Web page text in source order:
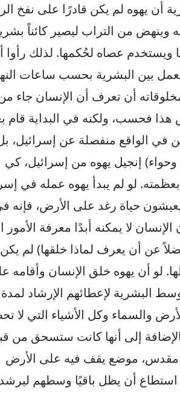
أن يهوه لم يكن قادرًا على نفخ
من التراب ليصير كائناً
ويستخدم عصاه لحُكمها. لذلك رأوا
بين البشرية بحسب ساعات
أن تعرف أن الإنسان جاء
هذا فحسب، ولكنه في البداية قام
في الواقع منفصلة عن إسرائيل،
إنجيل يهوه من إسرائيل، كي
لو لم يبدأ يهوه عمله في
حياة رغد على الأرض، فإنه
لا يمكنه أبدًا معرفة الأمور
عن أن يعرف لماذا خلقها) لم يكن
لو أن يهوه خلق الإنسان وأقامه
البشرية لإعطائهم الإرشاد
والسماء وكل الأشياء التي لا
إلى أنها كانت ستسحق من
مقدس، موضع يقف فيه على الأرض
أن يظل باقيًا وسطهم